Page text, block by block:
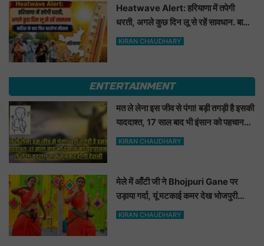
Heatwave Alert: हरियाणा में तपेगी
धरती, अगले कुछ दिन लू से रहें सावधान. बारिश
के बाद फिर बदलेगा मौसम
KIRAN CHAUDHARY
ENTERTAINMENT
मत ले लेना इस जीव से पंगा! बड़ी तगड़ी है इसकी
याददाश्त, 17 साल बाद भी इंसान को पहचानकर
ले लेगा बदला, नाम सुनकर होगी हैरानी...
KIRAN CHAUDHARY
मेले में आँटी जी ने Bhojpuri Gane पर
उड़ाया गर्दा, यूं मटकाई कमर देख भोजपुरी
हसीनाएं भी शरमाई a
KIRAN CHAUDHARY